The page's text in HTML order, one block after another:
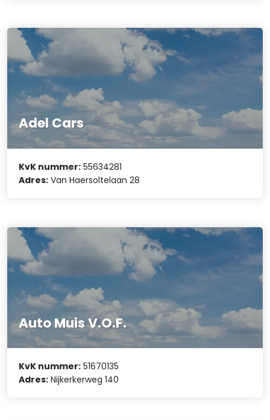
Adel Cars
KvK nummer: 55634281
Adres: Van Haersoltelaan 28
Auto Muis V.O.F.
KvK nummer: 51670135
Adres: Nijkerkerweg 140